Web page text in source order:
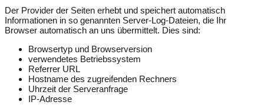
Der Provider der Seiten erhebt und speichert automatisch
Informationen in so genannten Server-Log-Dateien, die Ihr
Browser automatisch an uns übermittelt. Dies sind:
Browsertyp und Browserversion
verwendetes Betriebssystem
Referrer URL
Hostname des zugreifenden Rechners
Uhrzeit der Serveranfrage
IP-Adresse